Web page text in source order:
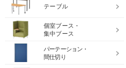
テーブル
個室ブース・
集中ブース
パーテーション・
間仕切り